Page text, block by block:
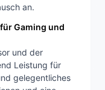
an.
Gaming und
und der
Leistung für
gelegentliches